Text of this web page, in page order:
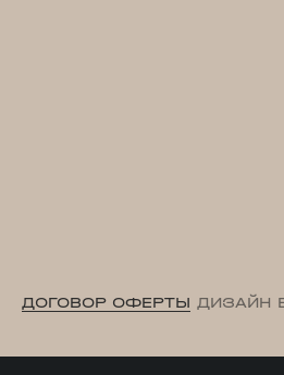
ДОГОВОР ОФЕРТЫ ДИЗАЙН